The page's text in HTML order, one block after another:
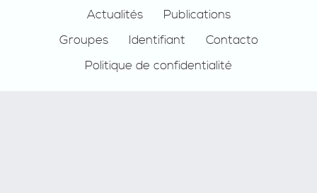
Actualités
Publications
Groupes
Identifiant
Contacto
Politique de confidentialité